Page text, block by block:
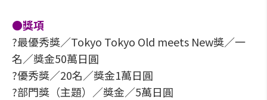
●獎項
?最優秀獎／Tokyo Tokyo Old meets New獎／一
名／獎金50萬日圓
?優秀獎／20名／獎金1萬日圓
?部門獎（主題）／獎金／5萬日圓